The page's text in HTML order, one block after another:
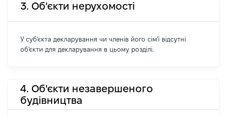
3. Об'єкти нерухомості
У суб'єкта декларування чи членів його сім'ї відсутні
об'єкти для декларування в цьому розділі.
4. Об'єкти незавершеного
будівництва